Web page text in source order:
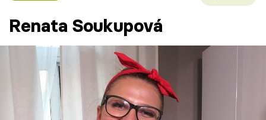
Česká kuchyně
Témata
Recepty
Renata Soukupová